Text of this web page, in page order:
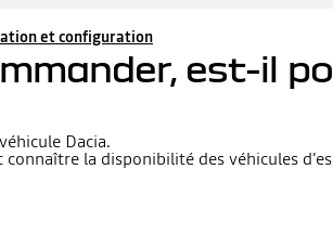
et configuration
est-il
Dacia.
la disponibilité des véhicules